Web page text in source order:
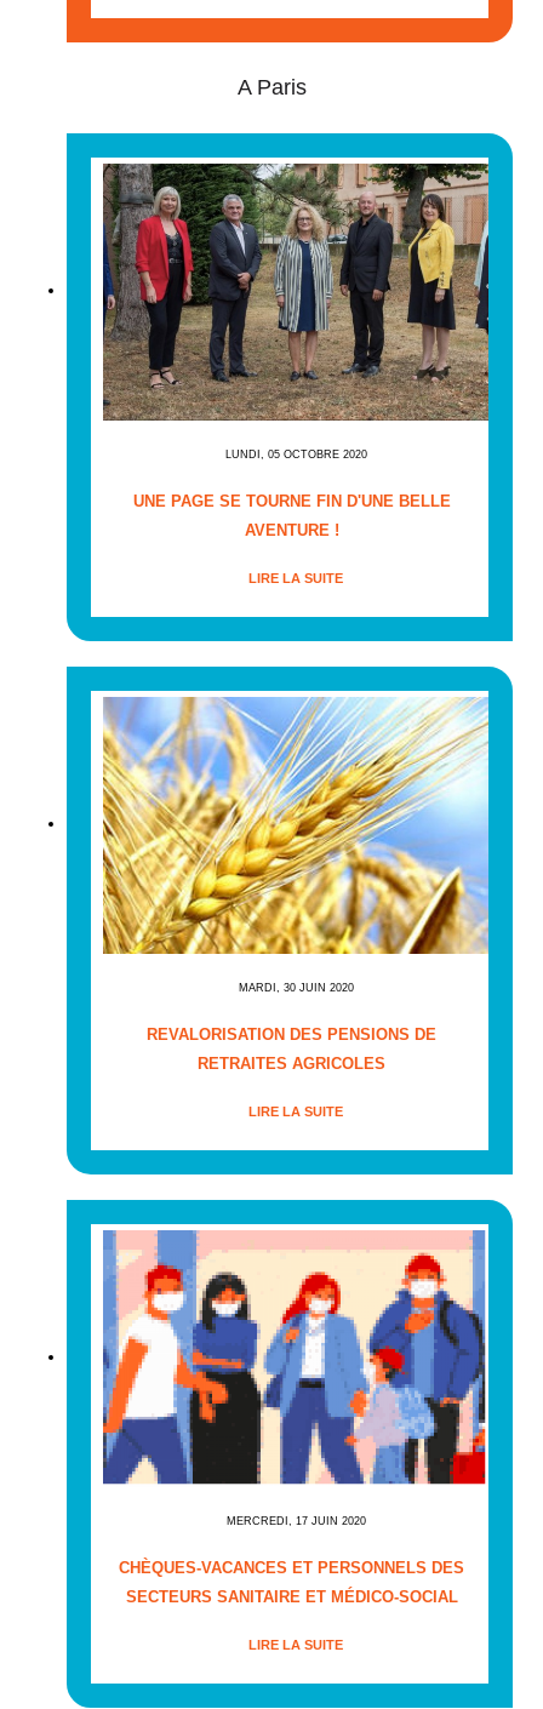
A Paris
LUNDI, 05 OCTOBRE 2020
UNE PAGE SE TOURNE FIN D'UNE BELLE
AVENTURE !
LIRE LA SUITE
MARDI, 30 JUIN 2020
REVALORISATION DES PENSIONS DE
RETRAITES AGRICOLES
LIRE LA SUITE
MERCREDI, 17 JUIN 2020
CHÈQUES-VACANCES ET PERSONNELS DES
SECTEURS SANITAIRE ET MÉDICO-SOCIAL
LIRE LA SUITE